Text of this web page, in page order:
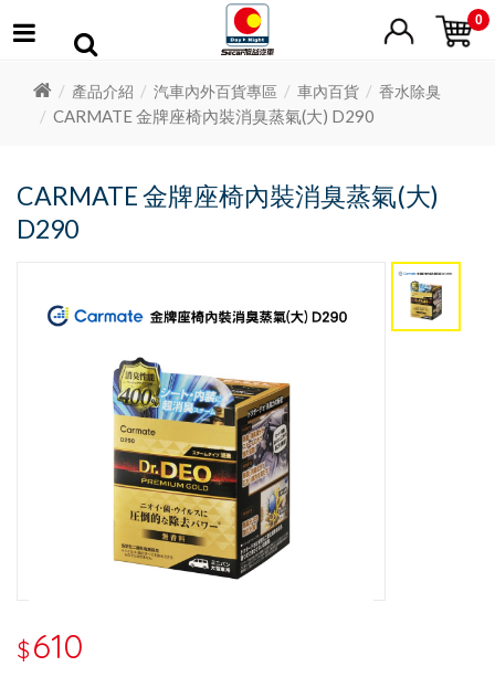
0
產品介紹 汽車內外百貨專區 車內百貨 香水除臭
CARMATE 金牌座椅內裝消臭蒸氣(大) D290
CARMATE 金牌座椅內裝消臭蒸氣(大)
D290
$610